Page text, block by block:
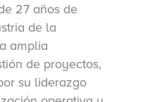
27 años de
de la
amplia
de proyectos,
su liderazgo